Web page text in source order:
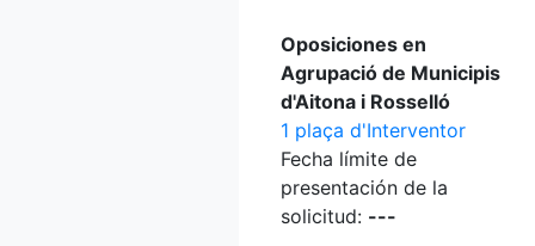
Oposiciones en
Agrupació de Municipis
d'Aitona i Rosselló
1 plaça d'Interventor
Fecha límite de
presentación de la
solicitud: ---